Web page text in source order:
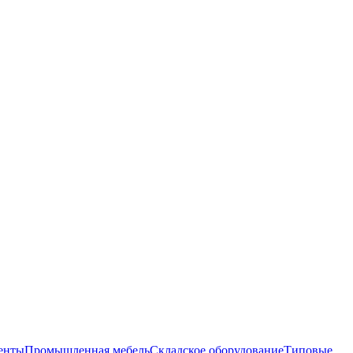
Промышленная мебельСкладское оборудованиеТиповые